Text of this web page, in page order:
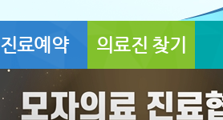
진료예약 의료진 찾기